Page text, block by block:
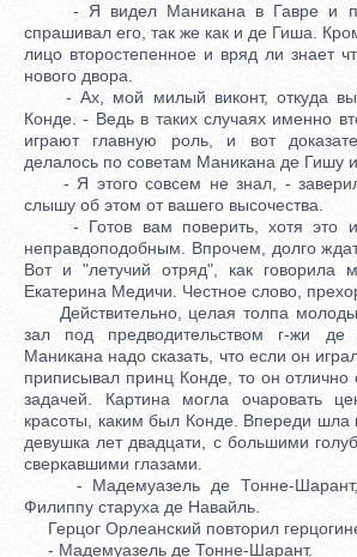
- Я видел Маникана в Гавре и
спрашивал его, так же как и де Гиша.
лицо второстепенное и вряд ли знает
нового двора.
- Ах, мой милый виконт, откуда вы
Конде. - Ведь в таких случаях именно
играют главную роль, и вот
делалось по советам Маникана де Гишу
- Я этого совсем не знал, -
слышу об этом от вашего высочества.
- Готов вам поверить, хотя это и
неправдоподобным. Впрочем, долго
Вот и "летучий отряд", как говорила
Екатерина Медичи. Честное слово,
Действительно, целая толпа
зал под предводительством г-жи
Маникана надо сказать, что если он
приписывал принц Конде, то он отлично
задачей. Картина могла очаровать
красоты, каким был Конде. Впереди шла
девушка лет двадцати, с большими
сверкавшими глазами.
- Мадемуазель де Тонне-Шарант,
Филиппу старуха де Навайль.
Герцог Орлеанский повторил
- Мадемуазель де Тонне-Шарант.